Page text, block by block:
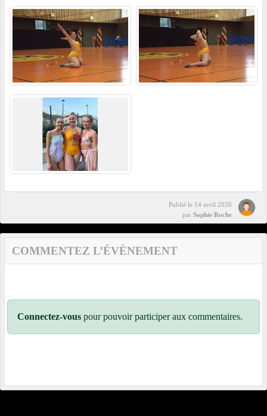
Publié le 14 avril 2026
par Sophie Roche
COMMENTEZ L’ÉVÈNEMENT
Connectez-vous pour pouvoir participer aux commentaires.